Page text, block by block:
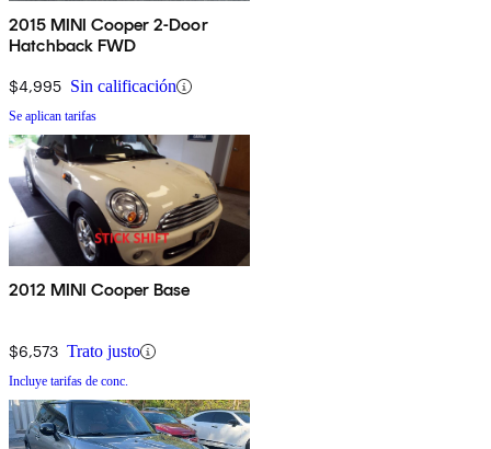
2015 MINI Cooper 2-Door
Hatchback FWD
$4,995 Sin calificación
Se aplican tarifas
2012 MINI Cooper Base
$6,573 Trato justo
Incluye tarifas de conc.